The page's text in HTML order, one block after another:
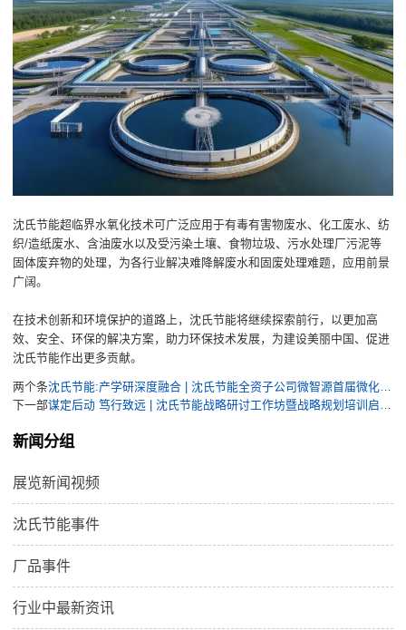
沈氏节能超临界水氧化技术可广泛应用于有毒有害物废水、化工废水、纺
织/造纸废水、含油废水以及受污染土壤、食物垃圾、污水处理厂污泥等
固体废弃物的处理，为各行业解决难降解废水和固废处理难题，应用前景
广阔。
在技术创新和环境保护的道路上，沈氏节能将继续探索前行，以更加高
效、安全、环保的解决方案，助力环保技术发展，为建设美丽中国、促进
沈氏节能作出更多贡献。
两个条
沈氏节能:产学研深度融合 | 沈氏节能全资子公司微智源首届微化工暑期实训完美落幕
下一部
谋定后动 笃行致远 | 沈氏节能战略研讨工作坊暨战略规划培训启动会召开
新闻分组
展览新闻视频
沈氏节能事件
厂品事件
行业中最新资讯